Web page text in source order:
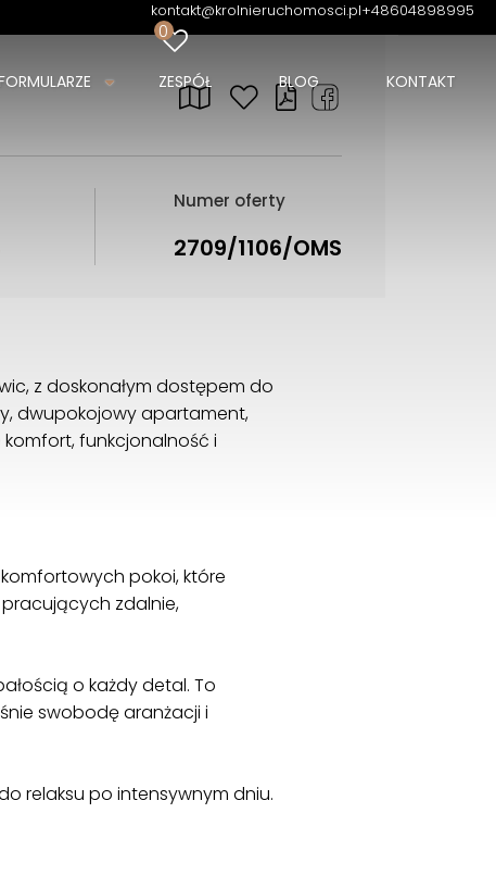
kontakt@krolnieruchomosci.pl+48604898995
0
ZESPÓŁ BLOG KONTAKT
Numer oferty
2709/1106/OMS
z doskonałym dostępem do
dwupokojowy apartament,
funkcjonalność i
pokoi, które
zdalnie,
o każdy detal. To
swobodę aranżacji i
relaksu po intensywnym dniu.